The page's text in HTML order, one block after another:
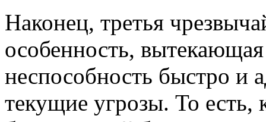
Наконец, третья
особенность,
неспособность быстро и
текущие угрозы. То есть,